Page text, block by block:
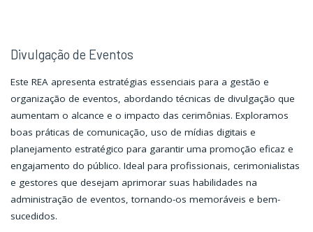
Divulgação de Eventos
Este REA apresenta estratégias essenciais para a gestão e
organização de eventos, abordando técnicas de divulgação que
aumentam o alcance e o impacto das cerimônias. Exploramos
boas práticas de comunicação, uso de mídias digitais e
planejamento estratégico para garantir uma promoção eficaz e
engajamento do público. Ideal para profissionais, cerimonialistas
e gestores que desejam aprimorar suas habilidades na
administração de eventos, tornando-os memoráveis e bem-
sucedidos.